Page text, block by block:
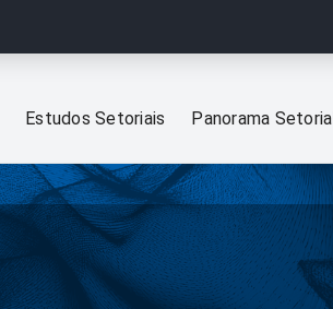
Estudos Setoriais Panorama Setorial